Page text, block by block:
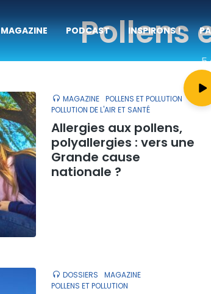
MAGAZINE PODCAST INSPIRONS !
Pollens
5
MAGAZINE POLLENS ET POLLUTION
POLLUTION DE L'AIR ET SANTÉ
Allergies aux pollens,
polyallergies : vers une
Grande cause
nationale ?
DOSSIERS
MAGAZINE
POLLENS ET POLLUTION